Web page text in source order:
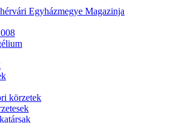
Egyházmegye Magazinja
körzetek